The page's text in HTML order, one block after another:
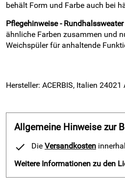
behält Form und Farbe auch bei
Pflegehinweise - Rundhalssweater
ähnliche Farben zusammen und
Weichspüler für anhaltende
Hersteller: ACERBIS, Italien
Allgemeine Hinweise zur
Die Versandkosten
Weitere Informationen zu den